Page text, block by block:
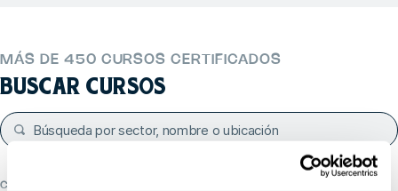
MÁS DE 450 CURSOS CERTIFICADOS
BUSCAR CURSOS
CATEGORÍAS POPULARES